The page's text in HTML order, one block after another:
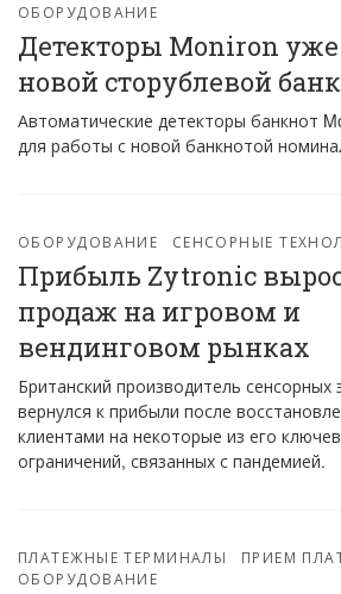
ОБОРУДОВАНИЕ
Детекторы Moniron
новой сторублевой
Автоматические детекторы банкнот
для работы с новой банкнотой
ОБОРУДОВАНИЕ СЕНСОРНЫЕ
Прибыль Zytronic
продаж на игровом и
вендинговом рынках
Британский производитель сенсорных
вернулся к прибыли после
клиентами на некоторые из его
ограничений, связанных с пандемией.
ПЛАТЕЖНЫЕ ТЕРМИНАЛЫ
ПРИЕМ
ОБОРУДОВАНИЕ